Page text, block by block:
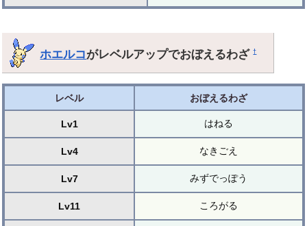
ホエルコがレベルアップでおぼえるわざ†
レベル おぼえるわざ
Lv1 はねる
Lv4 なきごえ
Lv7 みずでっぽう
Lv11 ころがる